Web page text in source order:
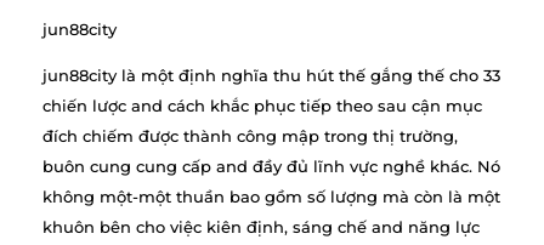
jun88city
jun88city là một định nghĩa thu hút thế gắng thế cho 33
chiến lược and cách khắc phục tiếp theo sau cận mục
đích chiếm được thành công mập trong thị trường,
buôn cung cung cấp and đầy đủ lĩnh vực nghề khác. Nó
không một-một thuần bao gồm số lượng mà còn là một
khuôn bên cho việc kiên định, sáng chế and năng lực